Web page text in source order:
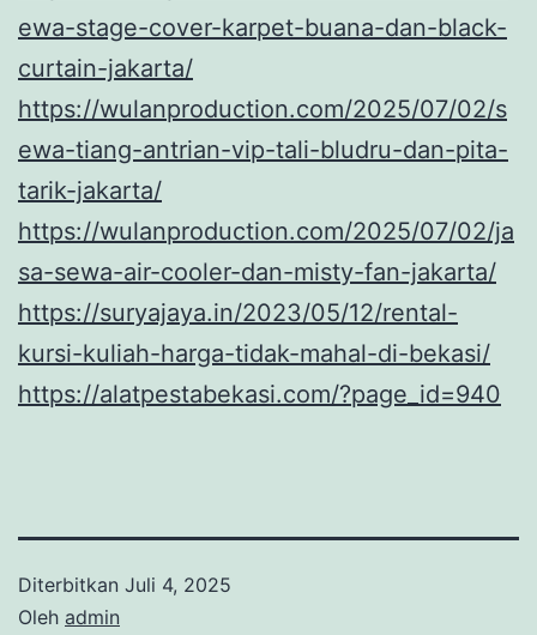
ewa-stage-cover-karpet-buana-dan-black-
curtain-jakarta/
https://wulanproduction.com/2025/07/02/s
ewa-tiang-antrian-vip-tali-bludru-dan-pita-
tarik-jakarta/
https://wulanproduction.com/2025/07/02/ja
sa-sewa-air-cooler-dan-misty-fan-jakarta/
https://suryajaya.in/2023/05/12/rental-
kursi-kuliah-harga-tidak-mahal-di-bekasi/
https://alatpestabekasi.com/?page_id=940
Diterbitkan Juli 4, 2025
Oleh admin